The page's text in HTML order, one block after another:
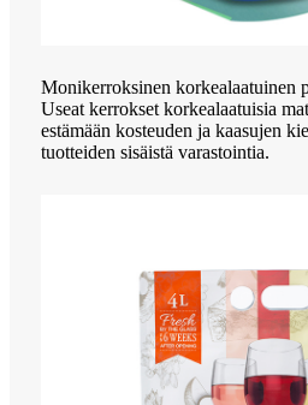
Monikerroksinen korkealaatuinen
Useat kerrokset korkealaatuisia
estämään kosteuden ja kaasujen
tuotteiden sisäistä varastointia.